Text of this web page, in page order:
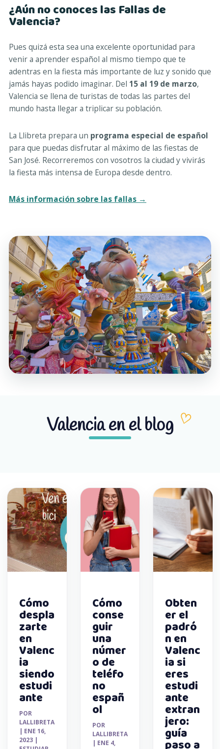
¿Aún no conoces las Fallas de
Valencia?
Pues quizá esta sea una excelente oportunidad para
venir a aprender español al mismo tiempo que te
adentras en la fiesta más importante de luz y sonido que
jamás hayas podido imaginar. Del 15 al 19 de marzo,
Valencia se llena de turistas de todas las partes del
mundo hasta llegar a triplicar su población.
La Llibreta prepara un programa especial de español
para que puedas disfrutar al máximo de las fiestas de
San José. Recorreremos con vosotros la ciudad y vivirás
la fiesta más intensa de Europa desde dentro.
Más información sobre las fallas →
Valencia en el blog
Cómo
despla
zarte
en
Valenc
ia
siendo
estudi
ante
POR
LALLIBRETA
| ENE 16,
2023 |
Cómo
conse
guir
una
númer
o de
teléfo
no
españ
ol
POR
LALLIBRETA
| ENE 4,
Obten
er el
padró
n en
Valenc
ia si
eres
estudi
ante
extran
jero:
guía